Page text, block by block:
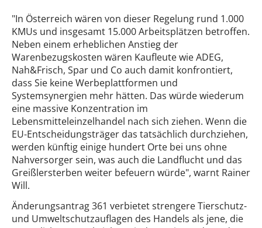
"In Österreich wären von dieser Regelung rund 1.000
KMUs und insgesamt 15.000 Arbeitsplätzen betroffen.
Neben einem erheblichen Anstieg der
Warenbezugskosten wären Kaufleute wie ADEG,
Nah&Frisch, Spar und Co auch damit konfrontiert,
dass Sie keine Werbeplattformen und
Systemsynergien mehr hätten. Das würde wiederum
eine massive Konzentration im
Lebensmitteleinzelhandel nach sich ziehen. Wenn die
EU-Entscheidungsträger das tatsächlich durchziehen,
werden künftig einige hundert Orte bei uns ohne
Nahversorger sein, was auch die Landflucht und das
Greißlersterben weiter befeuern würde", warnt Rainer
Will.
Änderungsantrag 361 verbietet strengere Tierschutz-
und Umweltschutzauflagen des Handels als jene, die